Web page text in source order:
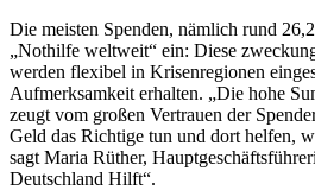
Die meisten Spenden, nämlich rund
„Nothilfe weltweit“ ein: Diese
werden flexibel in Krisenregionen
Aufmerksamkeit erhalten. „Die hohe
zeugt vom großen Vertrauen der
Geld das Richtige tun und dort helfen,
sagt Maria Rüther,
Deutschland Hilft“.